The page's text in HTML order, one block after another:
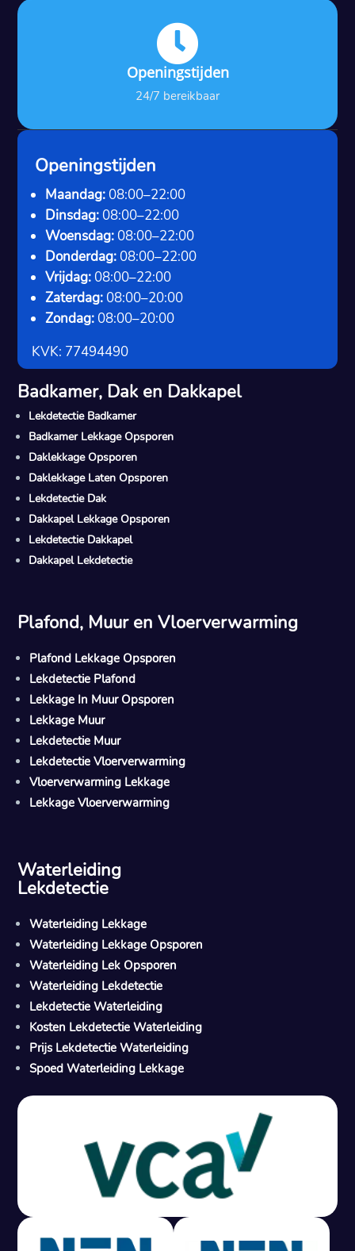

Openingstijden
24/7 bereikbaar
M
Gratis offerte in 24 uur
Geen lekkage? Geen betaling.
Openingstijden
Maandag: 08:00–22:00
Dinsdag: 08:00–22:00
Woensdag: 08:00–22:00
Donderdag: 08:00–22:00
Vrijdag: 08:00–22:00
Zaterdag: 08:00–20:00
Zondag: 08:00–20:00
KVK: 77494490
Badkamer, Dak en Dakkapel
Lekdetectie Badkamer
Badkamer Lekkage Opsporen
Daklekkage Opsporen
Daklekkage Laten Opsporen
Lekdetectie Dak
Dakkapel Lekkage Opsporen
Lekdetectie Dakkapel
Dakkapel Lekdetectie
Plafond, Muur en Vloerverwarming
Plafond Lekkage Opsporen
Lekdetectie Plafond
Lekkage In Muur Opsporen
Lekkage Muur
Lekdetectie Muur
Lekdetectie Vloerverwarming
Vloerverwarming Lekkage
Lekkage Vloerverwarming
Waterleiding
Lekdetectie
Waterleiding Lekkage
Waterleiding Lekkage Opsporen
Waterleiding Lek Opsporen
Waterleiding Lekdetectie
Lekdetectie Waterleiding
Kosten Lekdetectie Waterleiding
Prijs Lekdetectie Waterleiding
Spoed Waterleiding Lekkage